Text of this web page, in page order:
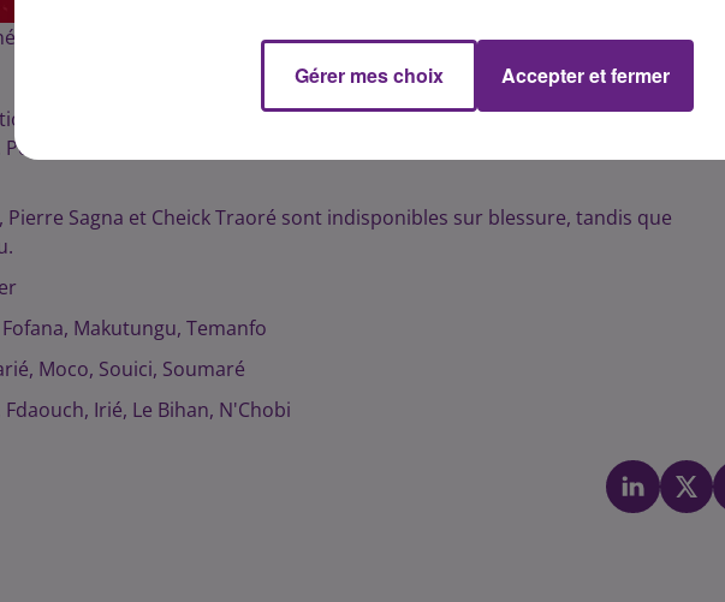
pour ce premier match de la saison.
après sa relégation, le DFCO affronte le FC Rouen. La rencontre a lieu ce
ce premier match, Jordan Marié portera le brassard de capitaine. Voici le
Sagna et Cheick Traoré sont indisponibles sur blessure, tandis que
Makutungu, Temanfo
Moco, Souici, Soumaré
Fdaouch, Irié, Le Bihan, N'Chobi
Gérer mes choix Accepter et fermer